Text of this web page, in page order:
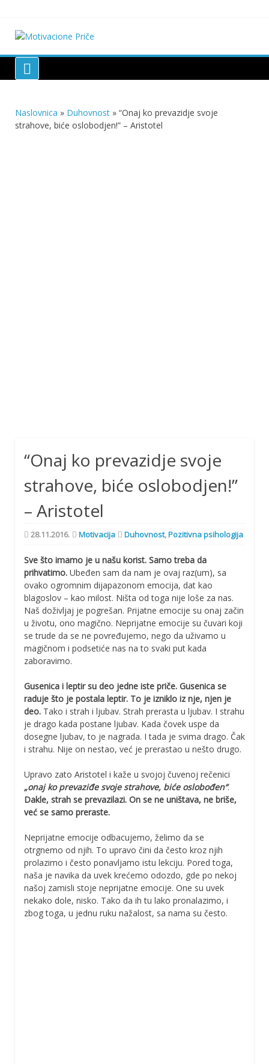
content
Motivacione Priče
Naslovnica » Duhovnost » “Onaj ko prevazidje svoje
strahove, biće oslobodjen!” – Aristotel
“Onaj ko prevazidje svoje
strahove, biće oslobodjen!”
– Aristotel
28.11.2016. Motivacija Duhovnost,Pozitivna psihologija
Sve što imamo je u našu korist. Samo treba da
prihvatimo. Ubeđen sam da nam je ovaj raz(um), sa
ovako ogromnim dijapazonom emocija, dat kao
blagoslov – kao milost. Ništa od toga nije loše za nas.
Naš doživljaj je pogrešan. Prijatne emocije su onaj začin
u životu, ono magično. Neprijatne emocije su čuvari koji
se trude da se ne povređujemo, nego da uživamo u
magičnom i podsetiće nas na to svaki put kada
zaboravimo.
Gusenica i leptir su deo jedne iste priče. Gusenica se
raduje što je postala leptir. To je izniklo iz nje, njen je
deo. Tako i strah i ljubav. Strah prerasta u ljubav. I strahu
je drago kada postane ljubav. Kada čovek uspe da
dosegne ljubav, to je nagrada. I tada je svima drago. Čak
i strahu. Nije on nestao, već je prerastao u nešto drugo.
Upravo zato Aristotel i kaže u svojoj čuvenoj rečenici
„onaj ko prevaziđe svoje strahove, biće oslobođen“.
Dakle, strah se prevazilazi. On se ne uništava, ne briše,
već se samo preraste.
Neprijatne emocije odbacujemo, želimo da se
otrgnemo od njih. To upravo čini da često kroz njih
prolazimo i često ponavljamo istu lekciju. Pored toga,
naša je navika da uvek krećemo odozdo, gde po nekoj
našoj zamisli stoje neprijatne emocije. One su uvek
nekako dole, nisko. Tako da ih tu lako pronalazimo, i
zbog toga, u jednu ruku nažalost, sa nama su često.